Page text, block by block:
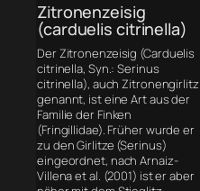
Zitronenzeisig
(carduelis citrinella)
Der Zitronenzeisig (Carduelis
citrinella, Syn.: Serinus
citrinella), auch Zitronengirlitz
genannt, ist eine Art aus der
Familie der Finken
(Fringillidae). Früher wurde er
zu den Girlitze (Serinus)
eingeordnet, nach Arnaiz-
Villena et al. (2001) ist er aber